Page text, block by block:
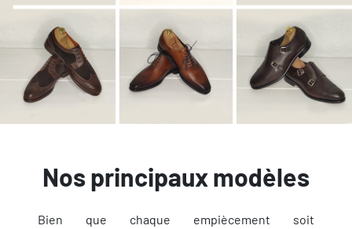
Nos principaux modèles
Bien que chaque empiècement soit